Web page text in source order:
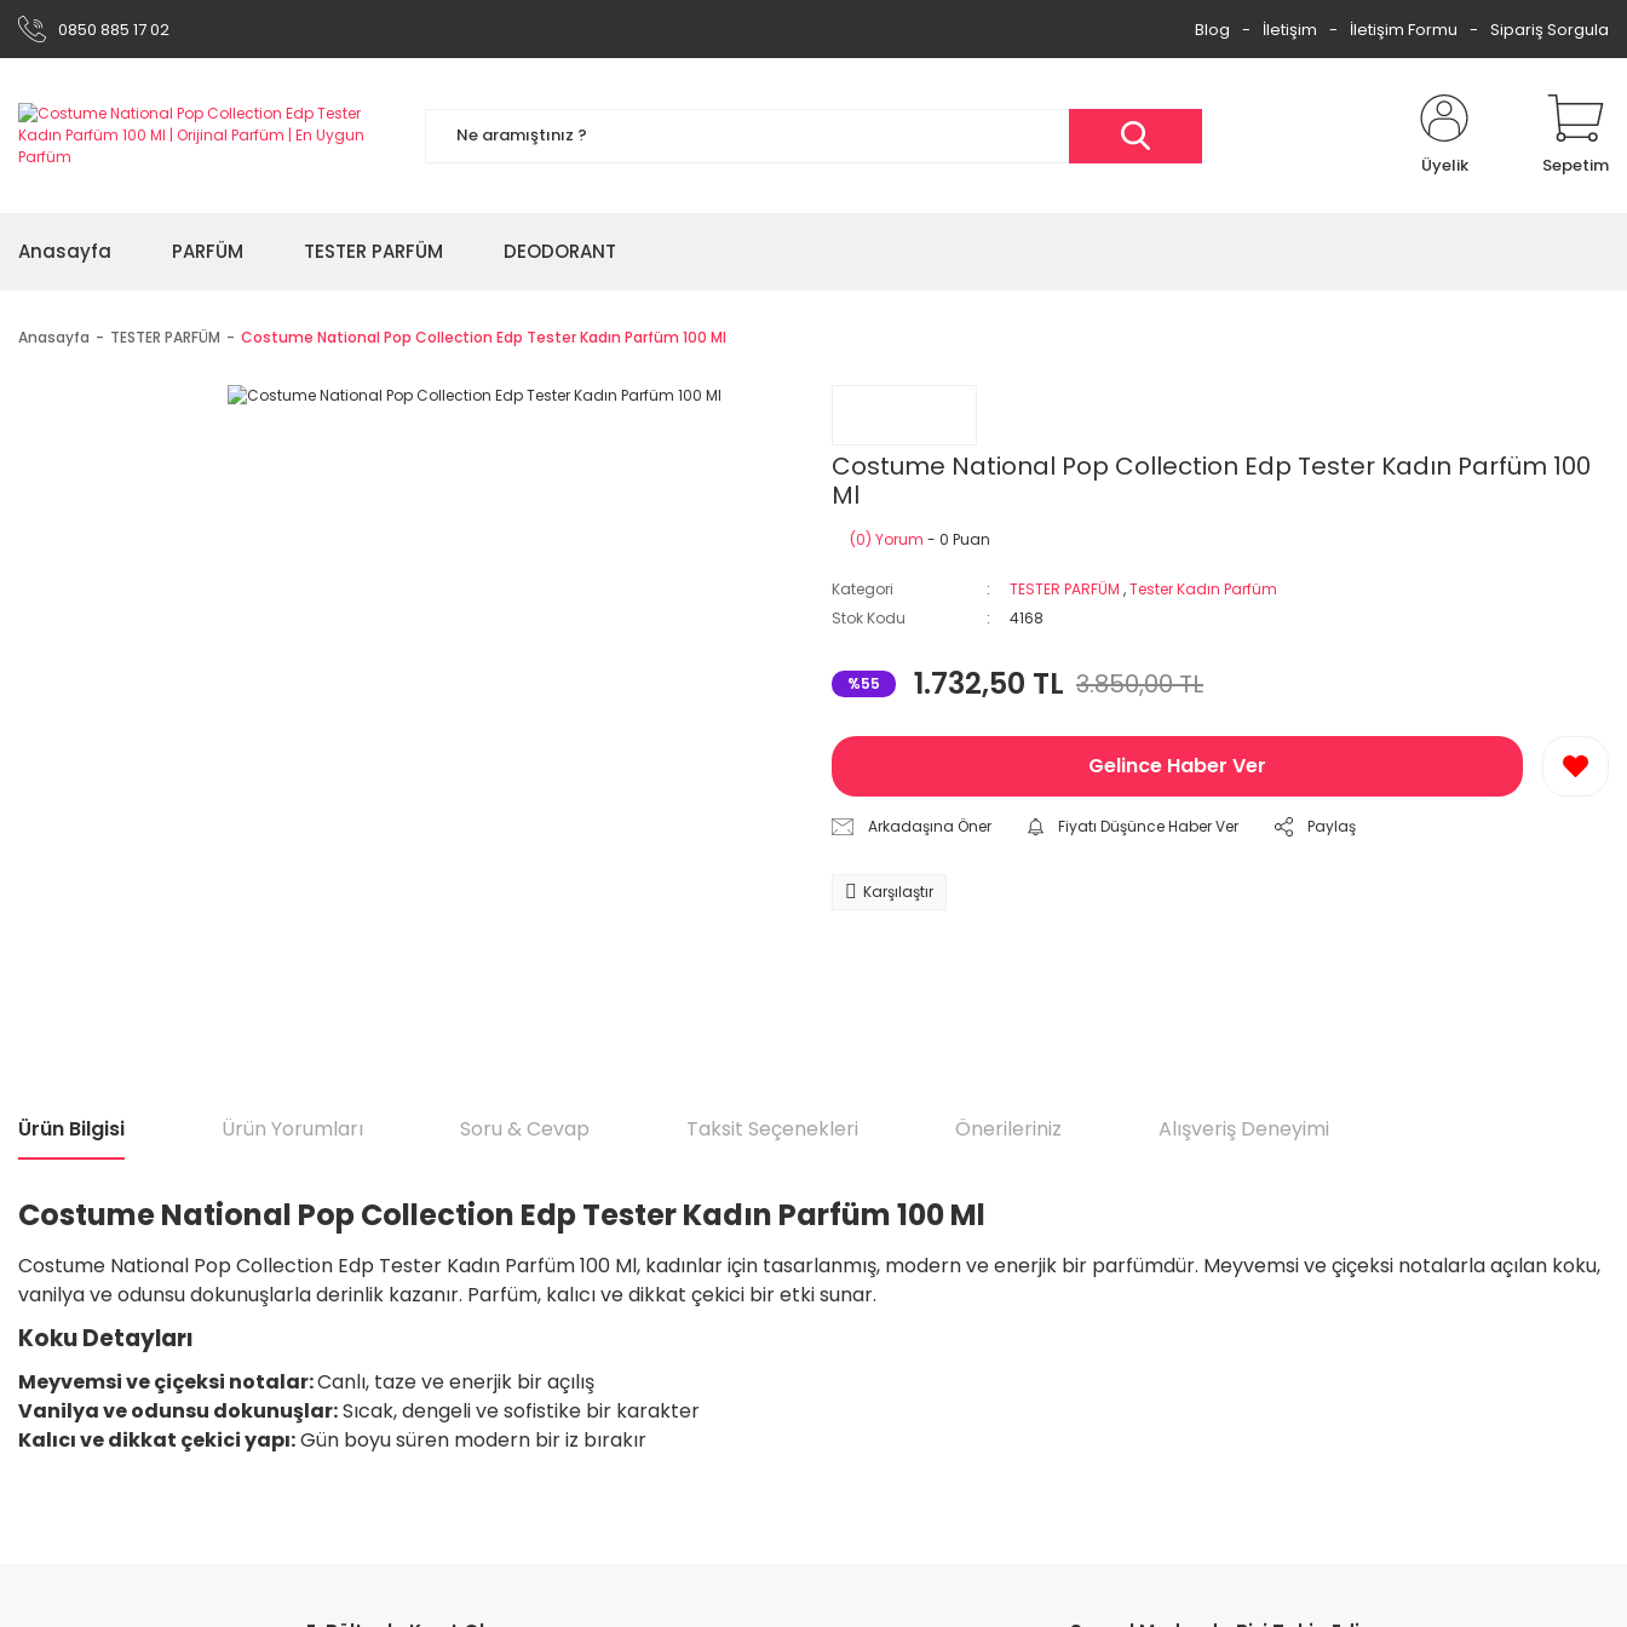
0850 885 17 02 Blog İletişim İletişim Formu Sipariş Sorgula
Üyelik Sepetim
Anasayfa PARFÜM TESTER PARFÜM DEODORANT
Anasayfa TESTER PARFÜM Costume National Pop Collection Edp Tester Kadın Parfüm 100 Ml
Costume National Pop Collection Edp Tester Kadın Parfüm 100
Ml
(0) Yorum - 0 Puan
Kategori TESTER PARFÜM ,Tester Kadın Parfüm
Stok Kodu
4168
%55 1.732,50 TL 3.850,00 TL
Gelince Haber Ver
Arkadaşına Öner Fiyatı Düşünce Haber Ver Paylaş
Karşılaştır
Ürün Bilgisi Ürün Yorumları Soru & Cevap Taksit Seçenekleri Önerileriniz Alışveriş Deneyimi
Costume National Pop Collection Edp Tester Kadın Parfüm 100 Ml
Costume National Pop Collection Edp Tester Kadın Parfüm 100 Ml, kadınlar için tasarlanmış, modern ve enerjik bir parfümdür. Meyvemsi ve çiçeksi notalarla açılan koku,
vanilya ve odunsu dokunuşlarla derinlik kazanır. Parfüm, kalıcı ve dikkat çekici bir etki sunar.
Koku Detayları
Meyvemsi ve çiçeksi notalar:Canlı, taze ve enerjik bir açılış
Vanilya ve odunsu dokunuşlar:Sıcak, dengeli ve sofistike bir karakter
Kalıcı ve dikkat çekici yapı:Gün boyu süren modern bir iz bırakır